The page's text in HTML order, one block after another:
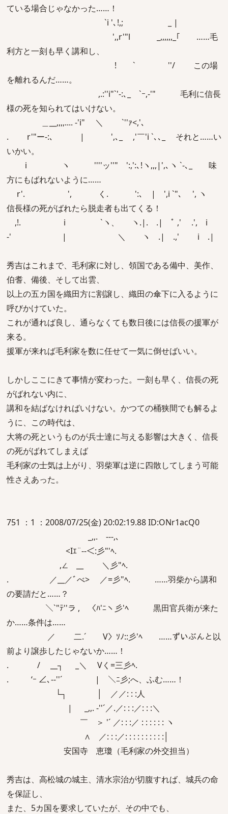
ている場合じゃなかった……！
`i '､!,; _ |
',,r'"l _,,,,,,_｢ ……毛
利方と一刻も早く講和し、
! ` ''/ この場
を離れるんだ……。
,.:''i"`'‐:､_ `ｰ,-'" 毛利に信長
様の死を知られてはいけない。
＿__,,,,.... -'i" ＼ `''ｧ<,'､
. r'"ー-:､ | ',､_ ,'￣'i `､､_ それと……い
いかい。
i ヽ ''''ッ''" ':,':､!ヽ,,,|',､ヽ `-､_ 味
方にもばれないように……
r'. ', く. ':､ | ',i `"､ ', ヽ
信長様の死がばれたら脱走者も出てくる！
,!. i `ヽ、 ヽ.|. .| ﾟ ,' .', i
-' | ＼ ヽ .| .,' i .|
秀吉はこれまで、毛利家に対し、領国である備中、美作、
伯耆、備後、そして出雲、
以上の五カ国を織田方に割譲し、織田の傘下に入るように
呼びかけていた。
これが通れば良し、通らなくても数日後には信長の援軍が
来る。
援軍が来れば毛利家を数に任せて一気に倒せばいい。
しかしここにきて事情が変わった。一刻も早く、信長の死
がばれない内に、
講和を結ばなければいけない。かつての桶狭間でも解るよ
うに、この時代は、
大将の死というものが兵士達に与える影響は大きく、信長
の死がばれてしまえば
毛利家の士気は上がり、羽柴軍は逆に四散してしまう可能
性さえあった。
751 ：1 ：2008/07/25(金) 20:02:19.88 ID:ONr1acQ0
_,,. -‐-,､
<Iｴ¨-‐＜:彡"'ﾍ.
,∠ __ ＼彡"ﾍ.
. ／__／ﾞべ> ／=彡"ﾍ. ……羽柴から講和
の要請だと……？
＼`"ﾃ''ラ , 〈ﾊ'ﾆヽ彡'ﾍ 黒田官兵衛が来た
か……条件は……
／ 二.´ V〉ｿﾉ::彡'ﾍ ……ずいぶんと以
前より譲歩したじゃないか……！
. / __┐ _＼ Vく=三彡ﾍ.
. ‘ｰ ∠､-‐''´ | ＼ﾆ彡;へ、ふむ……！
└┐ │ ／／: : :人
| _,,. ‐''´／.／: : :／: : :＼
￣ ＞ '´ ／: : :／ : : : : : : ヽ
∧ ／: : :／: : : : : : : : : :│
安国寺 恵瓊（毛利家の外交担当）
秀吉は、高松城の城主、清水宗治が切腹すれば、城兵の命
を保証し、
また、5カ国を要求していたが、その中でも、